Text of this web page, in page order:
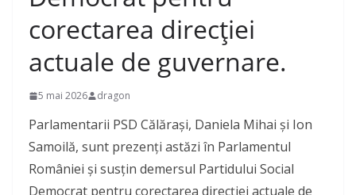
corectarea direcției
actuale de guvernare.
5 mai 2026 dragon
Parlamentarii PSD Călărași, Daniela Mihai și Ion
Samoilă, sunt prezenți astăzi în Parlamentul
României și susțin demersul Partidului Social
Democrat pentru corectarea direcției actuale de